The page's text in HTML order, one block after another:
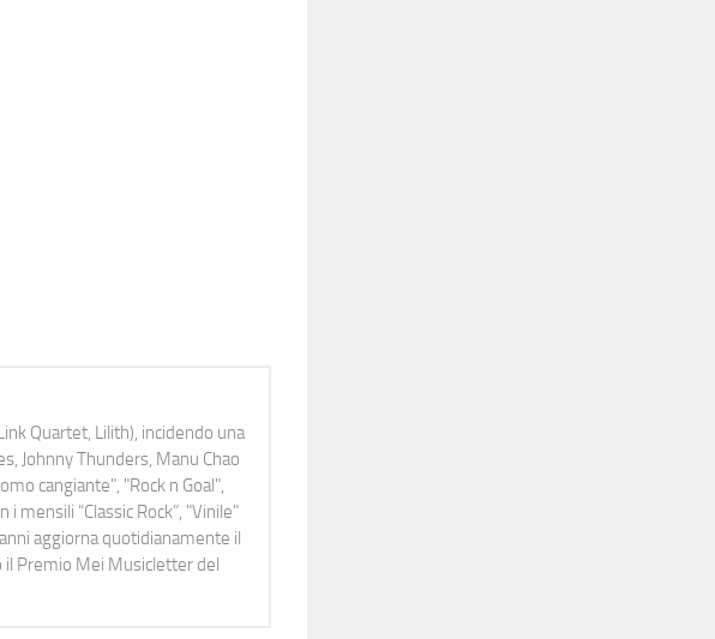
Quartet, Lilith), incidendo una
Johnny Thunders, Manu Chao
cangiante", "Rock n Goal",
mensili “Classic Rock”, "Vinile"
aggiorna quotidianamente il
il Premio Mei Musicletter del